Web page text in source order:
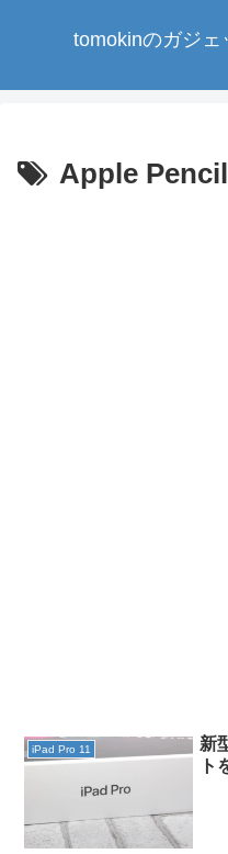
tomokinのガジ
Apple Pencil
iPad Pro 11
新
ト